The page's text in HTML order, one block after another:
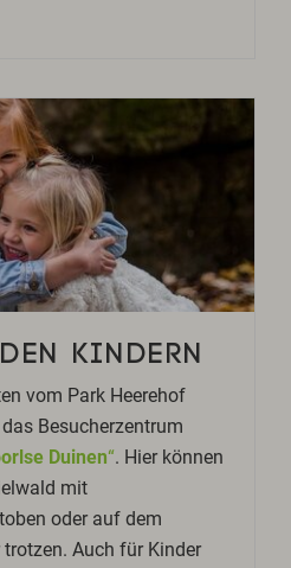
KINDERN
vom Park Heerehof
Besucherzentrum
Duinen“. Hier können
mit
oder auf dem
Auch für Kinder